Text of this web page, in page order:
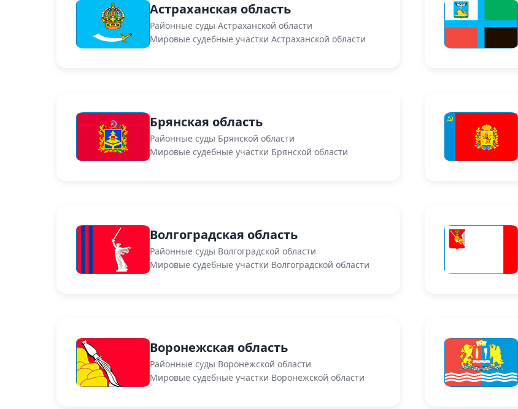
Астраханская область
Районные суды Астраханской области
Мировые судебные участки Астраханской области
Брянская область
Районные суды Брянской области
Мировые судебные участки Брянской области
Волгоградская область
Районные суды Волгоградской области
Мировые судебные участки Волгоградской области
Воронежская область
Районные суды Воронежской области
Мировые судебные участки Воронежской области